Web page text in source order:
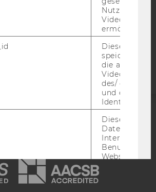
Barrierefreiheitserklärung
Nutzung des
Videoplayers
ermöglichen
Dieses Cookie
speichert
die aktuellen
des/ der
und einen
Dieses
Daten über
Websites, auf